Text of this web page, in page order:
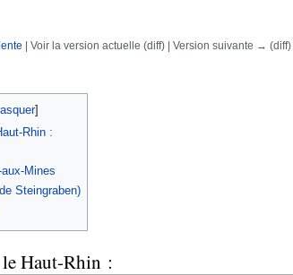
| Voir la version actuelle (diff) | Version suivante → (diff)
]
Rhin :
Mines
Steingraben)
Haut-Rhin :